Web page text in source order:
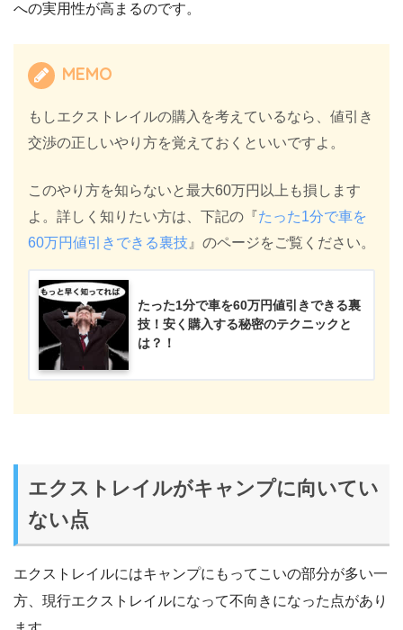
への実用性が高まるのです。
MEMO
もしエクストレイルの購入を考えているなら、値引き
交渉の正しいやり方を覚えておくといいですよ。
このやり方を知らないと最大60万円以上も損します
よ。詳しく知りたい方は、下記の『たった1分で車を
60万円値引きできる裏技 』のページをご覧ください。
たった1分で車を60万円値引きできる裏
技！安く購入する秘密のテクニックと
は？！
エクストレイルがキャンプに向いてい
ない点
エクストレイルにはキャンプにもってこいの部分が多い一
方、現行エクストレイルになって不向きになった点があり